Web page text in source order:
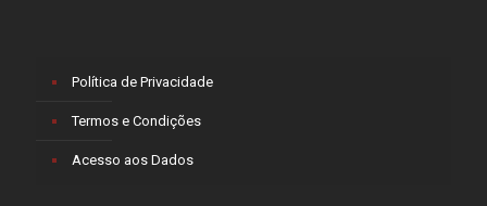
Política de Privacidade
Termos e Condições
Acesso aos Dados